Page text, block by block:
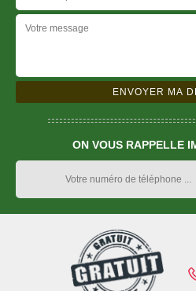
ON VOUS RAPPELLE